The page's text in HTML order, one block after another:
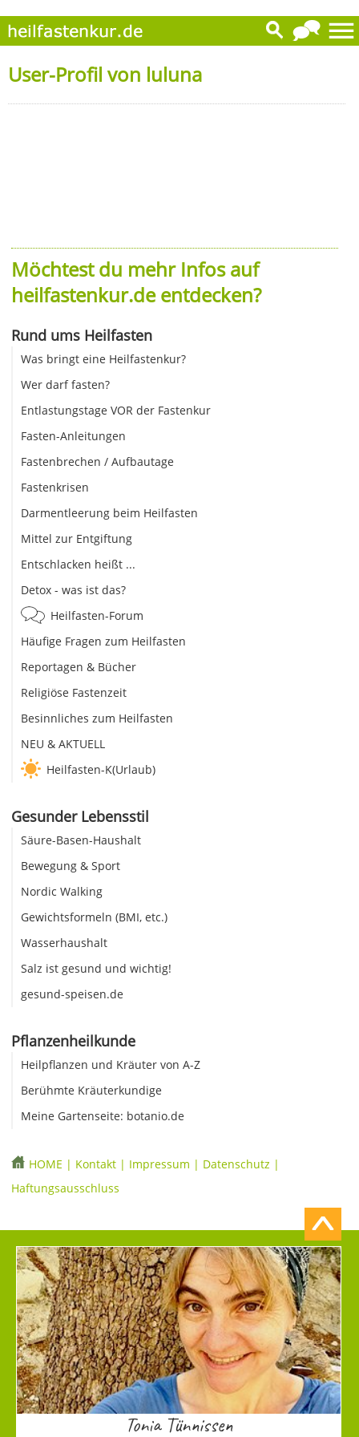
User-Profil von luluna
Möchtest du mehr Infos auf
heilfastenkur.de entdecken?
Rund ums Heilfasten
Was bringt eine Heilfastenkur?
Wer darf fasten?
Entlastungstage VOR der Fastenkur
Fasten-Anleitungen
Fastenbrechen / Aufbautage
Fastenkrisen
Darmentleerung beim Heilfasten
Mittel zur Entgiftung
Entschlacken heißt ...
Detox - was ist das?
Heilfasten-Forum
Häufige Fragen zum Heilfasten
Reportagen & Bücher
Religiöse Fastenzeit
Besinnliches zum Heilfasten
NEU & AKTUELL
Heilfasten-K(Urlaub)
Gesunder Lebensstil
Säure-Basen-Haushalt
Bewegung & Sport
Nordic Walking
Gewichtsformeln (BMI, etc.)
Wasserhaushalt
Salz ist gesund und wichtig!
gesund-speisen.de
Pflanzenheilkunde
Heilpflanzen und Kräuter von A-Z
Berühmte Kräuterkundige
Meine Gartenseite: botanio.de
HOME | Kontakt | Impressum | Datenschutz |
Haftungsausschluss
Tonia Tünnissen